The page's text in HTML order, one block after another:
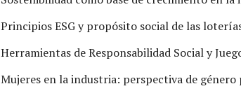
Principios ESG y propósito social de las
Herramientas de Responsabilidad Social y
Mujeres en la industria: perspectiva de